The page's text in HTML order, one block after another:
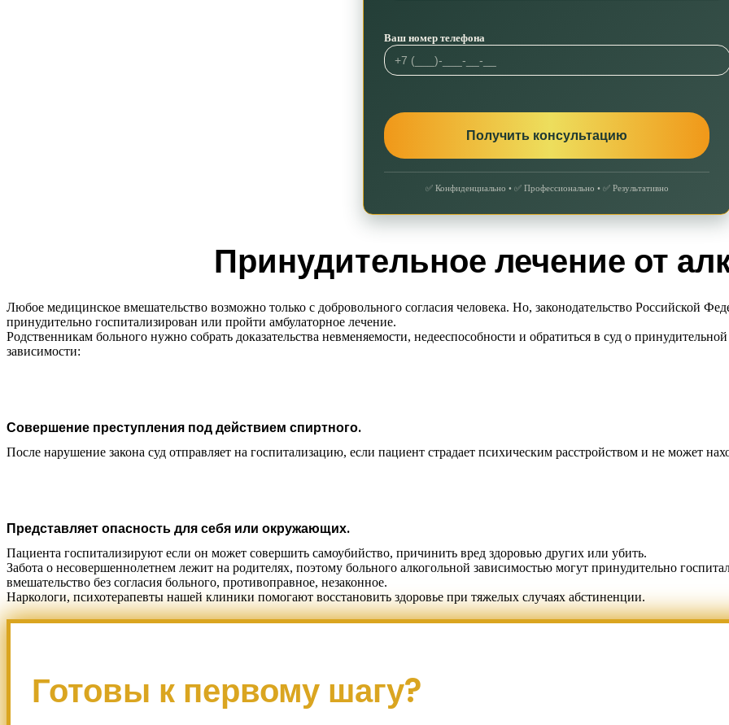
Ваш номер телефона
✅ Конфиденциально • ✅ Профессионально • ✅ Результативно
Принудительное лечение от
Любое медицинское вмешательство возможно только с добровольного согласия человека. Но, законодательство Российской
принудительно госпитализирован или пройти амбулаторное лечение.
Родственникам больного нужно собрать доказательства невменяемости, недееспособности и обратиться в суд о
зависимости:
Совершение преступления под действием спиртного.
После нарушение закона суд отправляет на госпитализацию, если пациент страдает психическим расстройством и не может
Представляет опасность для себя или окружающих.
Пациента госпитализируют если он может совершить самоубийство, причинить вред здоровью других или убить.
Забота о несовершеннолетнем лежит на родителях, поэтому больного алкогольной зависимостью могут принудительно
вмешательство без согласия больного, противоправное, незаконное.
Наркологи, психотерапевты нашей клиники помогают восстановить здоровье при тяжелых случаях абстиненции.
Готовы к первому шагу?